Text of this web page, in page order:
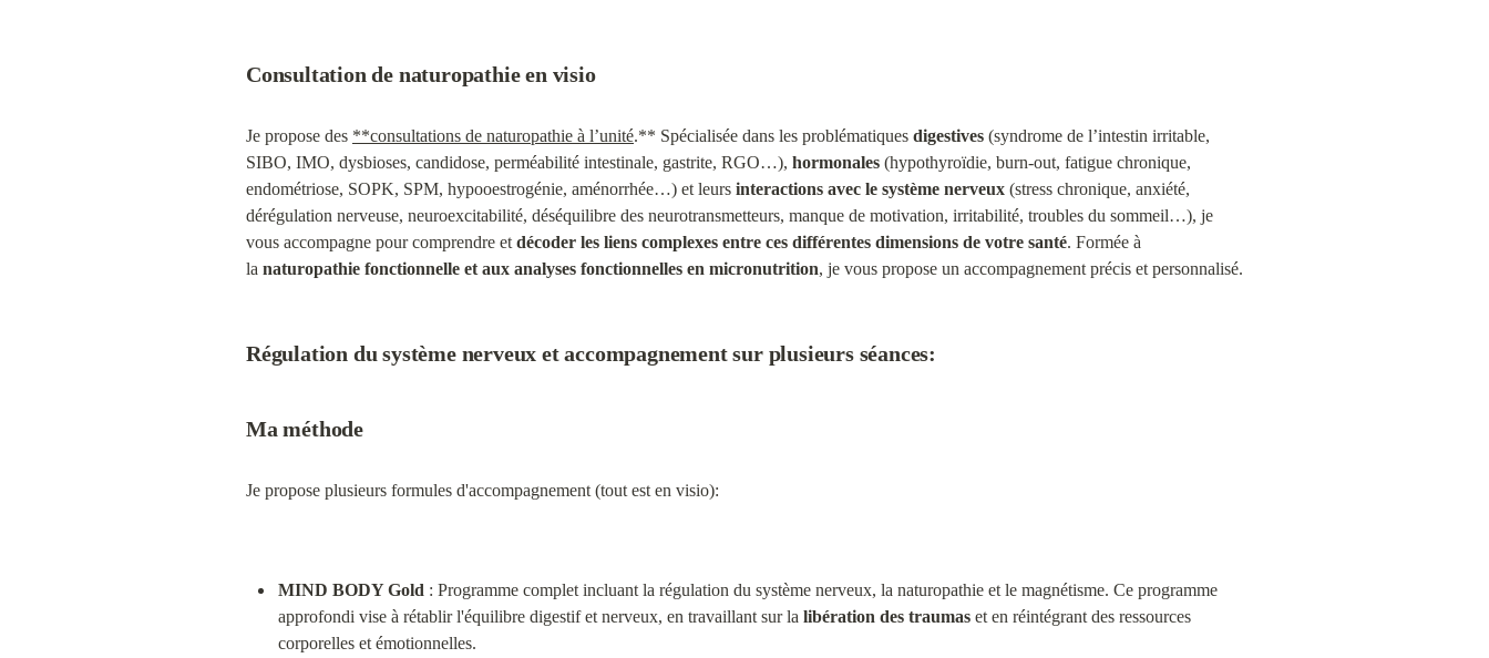
Consultation de naturopathie en visio
Je propose des **consultations de naturopathie à l’unité.** Spécialisée dans les problématiques digestives (syndrome de l’intestin irritable,
SIBO, IMO, dysbioses, candidose, perméabilité intestinale, gastrite, RGO…), hormonales (hypothyroïdie, burn-out, fatigue chronique,
endométriose, SOPK, SPM, hypooestrogénie, aménorrhée…) et leurs interactions avec le système nerveux (stress chronique, anxiété,
dérégulation nerveuse, neuroexcitabilité, déséquilibre des neurotransmetteurs, manque de motivation, irritabilité, troubles du sommeil…), je
vous accompagne pour comprendre et décoder les liens complexes entre ces différentes dimensions de votre santé. Formée à
la naturopathie fonctionnelle et aux analyses fonctionnelles en micronutrition, je vous propose un accompagnement précis et personnalisé.
Régulation du système nerveux et accompagnement sur plusieurs séances:
Ma méthode
Je propose plusieurs formules d'accompagnement (tout est en visio):
MIND BODY Gold : Programme complet incluant la régulation du système nerveux, la naturopathie et le magnétisme. Ce programme
approfondi vise à rétablir l'équilibre digestif et nerveux, en travaillant sur la libération des traumas et en réintégrant des ressources
corporelles et émotionnelles.